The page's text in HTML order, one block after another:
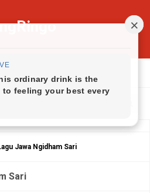
Jawa Ngidham Sari
Sari